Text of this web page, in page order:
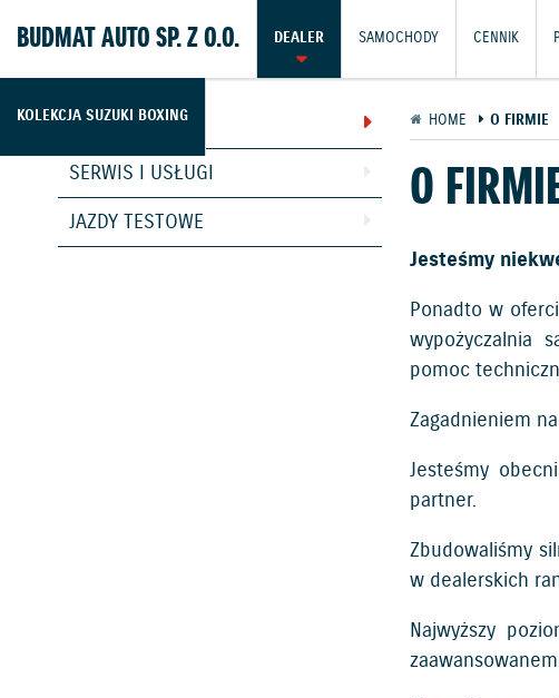
BUDMAT AUTO SP. Z O.O. DEALER SAMOCHODY CENNIK
KOLEKCJA SUZUKI BOXING
O FIRMIE
SERWIS I USŁUGI
JAZDY TESTOWE
HOME O FIRMIE
O
Jesteśmy
Ponadto w
wypożyczalnia
pomoc
Zagadnieniem
Jesteśmy
partner.
Zbudowaliśmy
w dealerskich
Najwyższy